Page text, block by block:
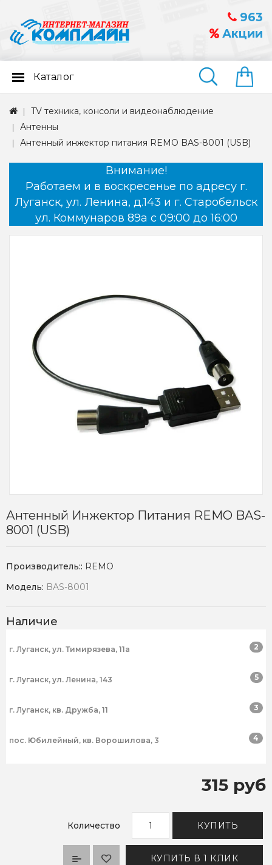
963
Акции
Найти
Каталог
TV техника, консоли и видеонаблюдение
Антенны
Антенный инжектор питания REMO BAS-8001 (USB)
Внимание!
Работаем и в воскресенье по адресу г.
Луганск, ул. Ленина, д.143 и г. Старобельск
ул. Коммунаров 89а с 09:00 до 16:00
Антенный Инжектор Питания REMO BAS-
8001 (USB)
Производитель:: REMO
Модель: BAS-8001
Наличие
г. Луганск, ул. Тимирязева, 11а 2
г. Луганск, ул. Ленина, 143 5
г. Луганск, кв. Дружба, 11 3
пос. Юбилейный, кв. Ворошилова, 3 4
315 руб
Количество КУПИТЬ
КУПИТЬ В 1 КЛИК